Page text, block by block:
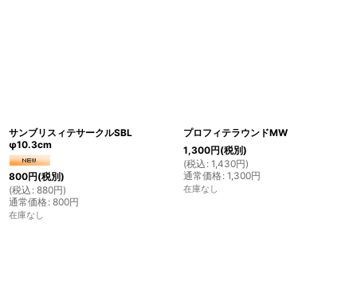
サンブリスィテサークルSBL
φ10.3cm
800円(税別)
(税込 : 880円)
通常価格: 800円
在庫なし
プロフィテラウンドMW
1,300円(税別)
(税込 : 1,430円)
通常価格: 1,300円
在庫なし